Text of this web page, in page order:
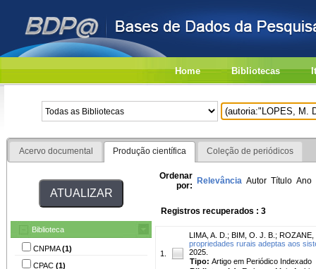
Home Bibliotecas
Acervo documental Produção científica Coleção de periódicos
Biblioteca
CNPMA(1)
CPAC (1)
Ordenar
por: Relevância Autor Título Ano
Registros recuperados : 3
1.
LIMA, A. D. ; BIM, O. J. B. ; ROZANE,
propriedades rurais adeptas aos
2025.
Tipo: Artigo em Periódico Indexado